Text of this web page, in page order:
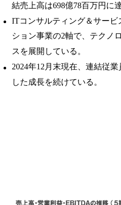
結売上高は698億78百万円に
ITコンサルティング＆サー
ション事業の2軸で、テクノ
スを展開している。 ​
2024年12月末現在、連結従
した成長を続けている。